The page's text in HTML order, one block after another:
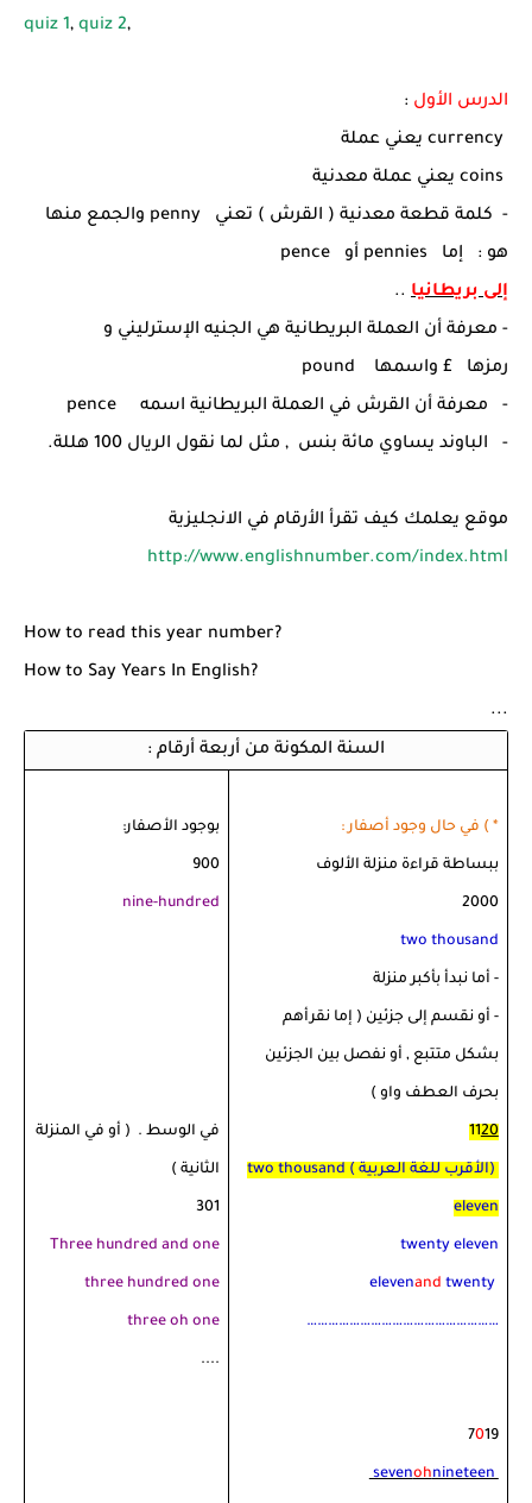
quiz 1, quiz 2,
الدرس الأول :
currency يعني عملة
coins يعني عملة معدنية
- كلمة قطعة معدنية ( القرش ) تعني penny والجمع منها
هو : إما pennies أو pence
إلى بريطانيا ..
- معرفة أن العملة البريطانية هي الجنيه الإسترليني و
رمزها £ واسمها pound
- معرفة أن القرش في العملة البريطانية اسمه pence
- الباوند يساوي مائة بنس , مثل لما نقول الريال 100 هللة.
موقع يعلمك كيف تقرأ الأرقام في الانجليزية
http://www.englishnumber.com/index.html
How to read this year number?
How to Say Years In English?
...
السنة المكونة من أربعة أرقام :
* ) في حال وجود أصفار :
ببساطة قراءة منزلة الألوف
2000
two thousand
- أما نبدأ بأكبر منزلة
- أو نقسم إلى جزئين ( إما نقرأهم
بشكل متتبع , أو نفصل بين الجزئين
بحرف العطف واو )
20
11
(الأقرب للغة العربية ) two thousand
eleven
twenty eleven
twenty
and
eleven
………………………………………………
19
0
7
nineteen
oh
seven
بوجود الأصفار:
900
nine-hundred
في الوسط . ( أو في المنزلة
الثانية )
301
Three hundred and one
three hundred one
three oh one
....